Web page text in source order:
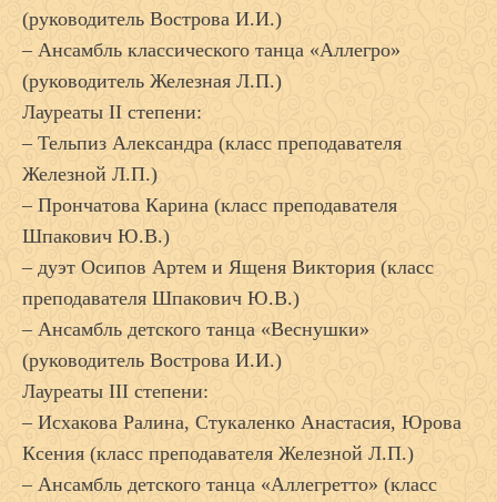
(руководитель Вострова И.И.)
– Ансамбль классического танца «Аллегро»
(руководитель Железная Л.П.)
Лауреаты II степени:
– Тельпиз Александра (класс преподавателя
Железной Л.П.)
– Прончатова Карина (класс преподавателя
Шпакович Ю.В.)
– дуэт Осипов Артем и Ященя Виктория (класс
преподавателя Шпакович Ю.В.)
– Ансамбль детского танца «Веснушки»
(руководитель Вострова И.И.)
Лауреаты III степени:
– Исхакова Ралина, Стукаленко Анастасия, Юрова
Ксения (класс преподавателя Железной Л.П.)
– Ансамбль детского танца «Аллегретто» (класс